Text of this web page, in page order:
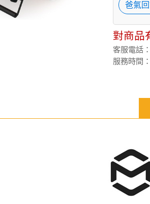
爸氣
對商品
客服電話
服務時間